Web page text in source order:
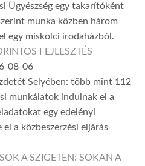
Ügyészség egy takarítóként
munka közben három
egy miskolci irodaházból.
FEJLESZTÉS
08-06
Selyében: több mint 112
munkálatok indulnak el a
egy edelényi
a közbeszerzési eljárás
A SZIGETEN: SOKAN A